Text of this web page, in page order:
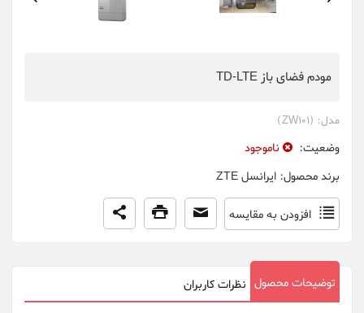
مودم فضای باز TD-LTE
مدل: (ZW101)
وضعیت:
ناموجود
برند محصول: ایرانسل ZTE
افزودن به مقایسه
توضیحات محصول نظرات کاربران